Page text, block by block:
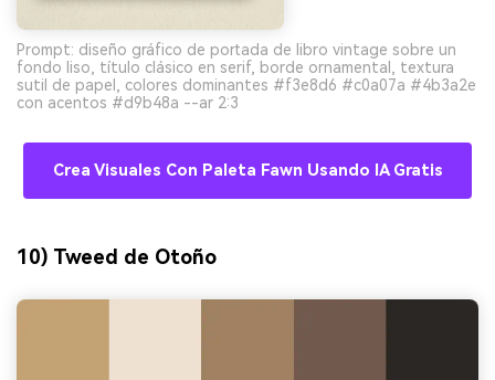
Prompt: diseño gráfico de portada de libro vintage sobre un
fondo liso, título clásico en serif, borde ornamental, textura
sutil de papel, colores dominantes #f3e8d6 #c0a07a #4b3a2e
con acentos #d9b48a --ar 2:3
Crea Visuales Con Paleta Fawn Usando IA Gratis
10) Tweed de Otoño